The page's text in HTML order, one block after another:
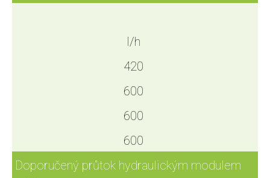
l/h
420
600
600
600
Doporučený průtok hydraulickým modulem